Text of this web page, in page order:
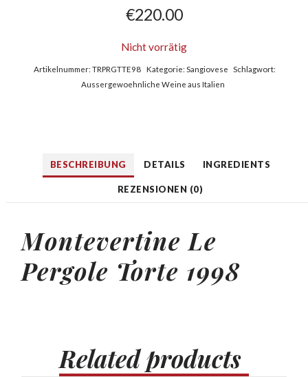
€220.00
Nicht vorrätig
Artikelnummer:TRPRGTTE98 Kategorie: Sangiovese
Schlagwort:
Aussergewoehnliche Weine aus Italien
BESCHREIBUNG DETAILS INGREDIENTS
REZENSIONEN (0)
Montevertine Le
Pergole Torte 1998
Relatedproducts